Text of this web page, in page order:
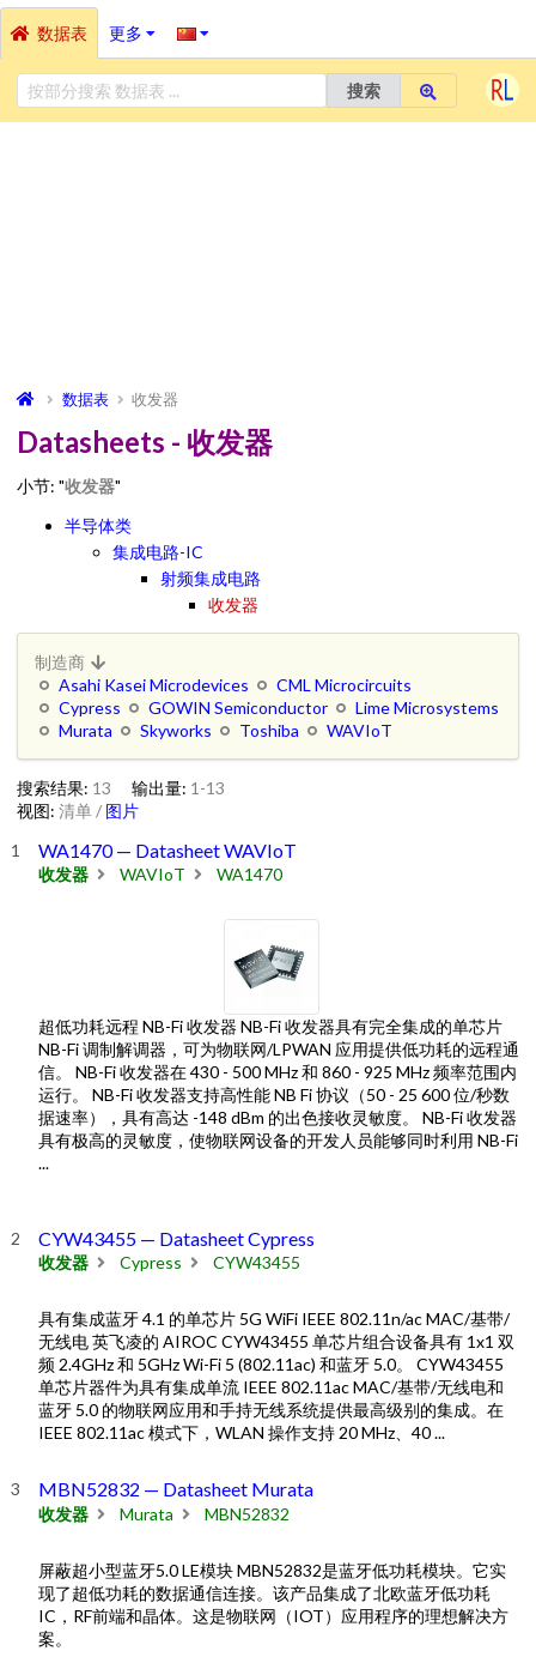
数据表 更多
搜索
数据表 收发器
Datasheets - 收发器
小节: "收发器"
半导体类
集成电路-IC
射频集成电路
收发器
制造商
Asahi Kasei Microdevices
CML Microcircuits
Cypress
GOWIN Semiconductor
Lime Microsystems
Murata
Skyworks Toshiba WAVIoT
搜索结果: 13 输出量: 1-13
视图: 清单/ 图片
WA1470 — Datasheet WAVIoT
收发器 WAVIoT WA1470
超低功耗远程 NB-Fi 收发器 NB-Fi 收发器具有完全集成的单芯片
NB-Fi 调制解调器，可为物联网/LPWAN 应用提供低功耗的远程通
信。 NB-Fi 收发器在 430 - 500 MHz 和 860 - 925 MHz 频率范围内
运行。 NB-Fi 收发器支持高性能 NB Fi 协议（50 - 25 600 位/秒数
据速率），具有高达 -148 dBm 的出色接收灵敏度。 NB-Fi 收发器
具有极高的灵敏度，使物联网设备的开发人员能够同时利用 NB-Fi
...
CYW43455 — Datasheet Cypress
收发器 Cypress CYW43455
具有集成蓝牙 4.1 的单芯片 5G WiFi IEEE 802.11n/ac MAC/基带/
无线电 英飞凌的 AIROC CYW43455 单芯片组合设备具有 1x1 双
频 2.4GHz 和 5GHz Wi-Fi 5 (802.11ac) 和蓝牙 5.0。 CYW43455
单芯片器件为具有集成单流 IEEE 802.11ac MAC/基带/无线电和
蓝牙 5.0 的物联网应用和手持无线系统提供最高级别的集成。在
IEEE 802.11ac 模式下，WLAN 操作支持 20 MHz、40 ...
MBN52832 — Datasheet Murata
收发器 Murata MBN52832
屏蔽超小型蓝牙5.0 LE模块 MBN52832是蓝牙低功耗模块。它实
现了超低功耗的数据通信连接。该产品集成了北欧蓝牙低功耗
IC，RF前端和晶体。这是物联网（IOT）应用程序的理想解决方
案。